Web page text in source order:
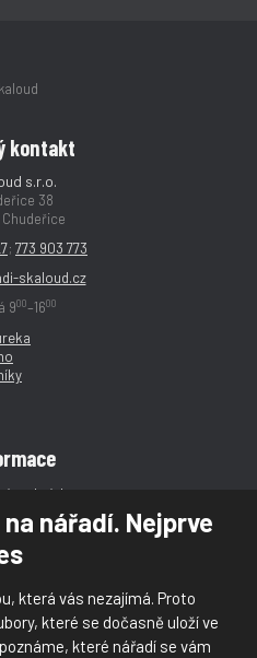
nářadí. Nejprve
která vás nezajímá. Proto
které se dočasně uloží ve
které nářadí se vám
kontakt
s.r.o.
38
Chudeřice
; 773 903 773
skaloud.cz
900–1600
podmínky